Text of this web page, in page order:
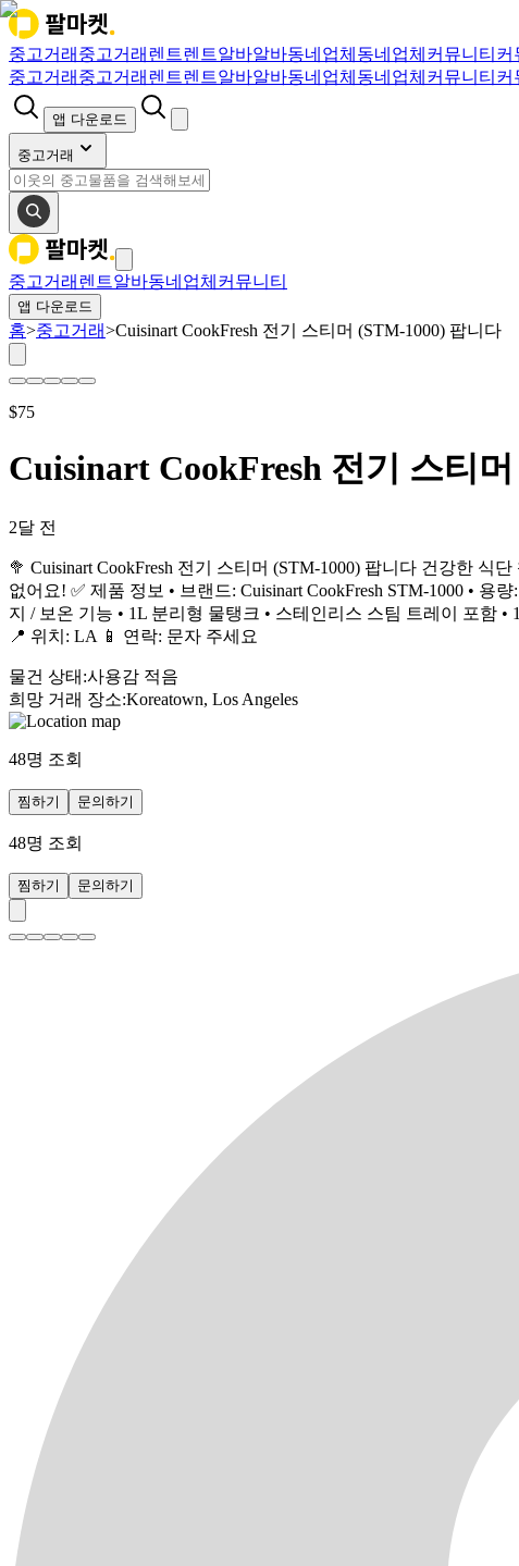
중고거래 중고거래 렌트렌트알바알바동네업체 동네업체 커뮤니티 커
중고거래 중고거래 렌트렌트알바알바동네업체 동네업체 커뮤니티 커
앱 다운로드
중고거래
중고거래 렌트알바동네업체 커뮤니티
앱 다운로드
홈>중고거래>Cuisinart CookFresh 전기 스티머 (STM-1000) 팝니다
$75
Cuisinart CookFresh 전기 스티
2달 전
🥦 Cuisinart CookFresh 전기 스티머 (STM-1000) 팝니다 건강한
없어요! ✅ 제품 정보 • 브랜드: Cuisinart CookFresh STM-1000 •
지 / 보온 기능 • 1L 분리형 물탱크 • 스테인리스 스팀 트레이 포함
📍 위치: LA 📱 연락: 문자 주세요
물건 상태 :사용감 적음
희망 거래 장소:Koreatown, Los Angeles
48명 조회
찜하기 문의하기
48명 조회
찜하기 문의하기